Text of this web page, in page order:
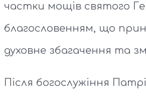
частки мощів святого
благословенням, що
духовне збагачення та
Після богослужіння